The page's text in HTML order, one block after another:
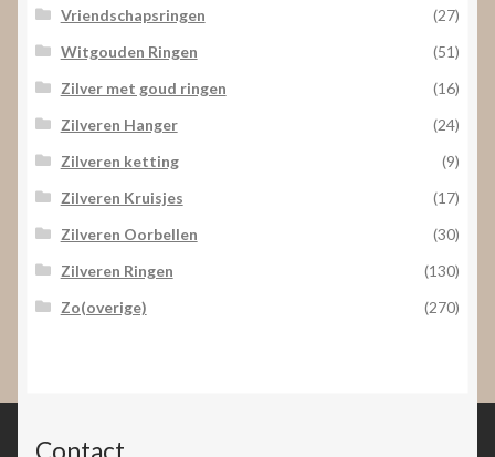
Vriendschapsringen
(27)
Witgouden Ringen
(51)
Zilver met goud ringen
(16)
Zilveren Hanger
(24)
Zilveren ketting
(9)
Zilveren Kruisjes
(17)
Zilveren Oorbellen
(30)
Zilveren Ringen
(130)
Zo(overige)
(270)